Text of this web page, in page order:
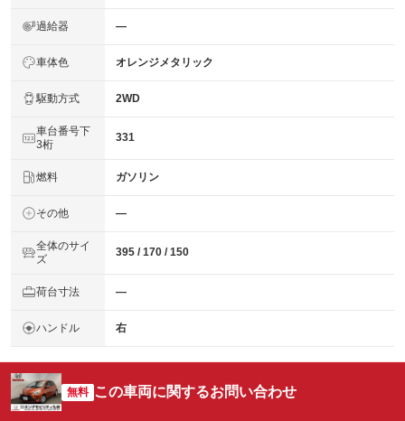
過給器 ―
車体色 オレンジメタリック
駆動方式 2WD
車台番号下
3桁
331
燃料 ガソリン
その他 ―
全体のサイ
ズ
395 / 170 / 150
荷台寸法 ―
ハンドル 右
無料 この車両に関するお問い合わせ